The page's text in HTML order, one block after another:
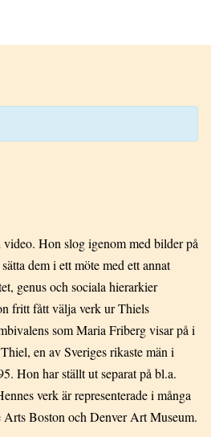
Hon slog igenom med bilder på
dem i ett möte med ett annat
genus och sociala hierarkier
fritt fått välja verk ur Thiels
som Maria Friberg visar på i
en av Sveriges rikaste män i
Hon har ställt ut separat på bl.a.
verk är representerade i många
Boston och Denver Art Museum.